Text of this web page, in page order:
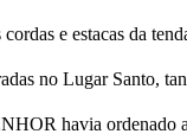
e estacas da
no Lugar Santo,
havia ordenado